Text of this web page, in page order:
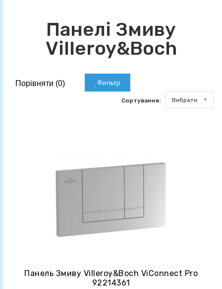
Панелі Змиву
Villeroy&Boch
Порівняти (0) Фильтр
Сортування: Вибрати
Панель Змиву Villeroy&Boch ViConnect Pro
92214361